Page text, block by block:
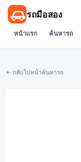
รถมือสอง
หน้าแรก ค้นหารถ
← กลับไปหน้าค้นหารถ